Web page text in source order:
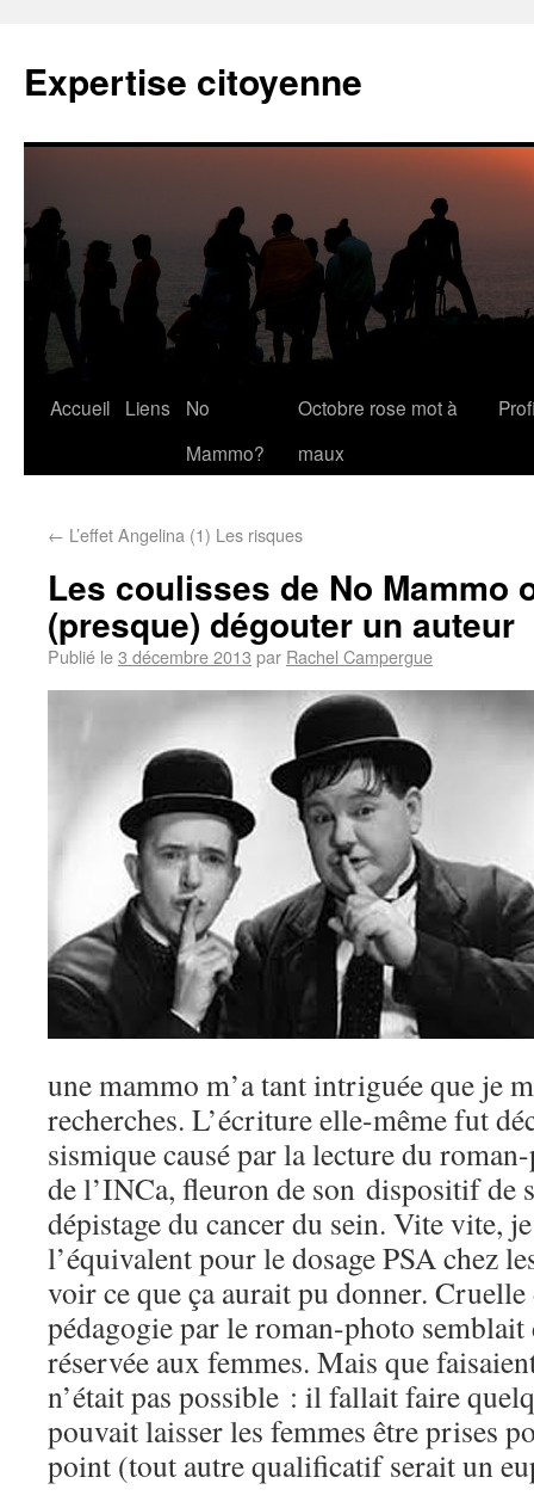
Expertise citoyenne
Accueil Liens
No
Mammo?
Octobre rose mot à
maux
← L’effet Angelina (1) Les risques
Les coulisses de No Mammo
(presque) dégouter un auteur
Publié le3 décembre 2013 par Rachel Campergue
une mammo m’a tant intriguée que je
recherches. L’écriture elle-même fut
sismique causé par la lecture du
de l’INCa, fleuron de son dispositif de
dépistage du cancer du sein. Vite vite,
l’équivalent pour le dosage PSA chez
voir ce que ça aurait pu donner.
pédagogie par le roman-photo
réservée aux femmes. Mais que
n’était pas possible : il fallait faire
pouvait laisser les femmes être prises
point (tout autre qualificatif serait un